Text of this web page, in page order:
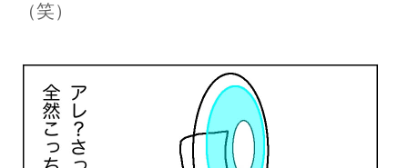
（笑）